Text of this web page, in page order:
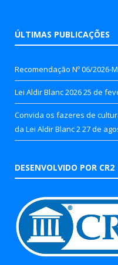
ÚLTIMAS PUBLICAÇÕES
Recomendação Nº 06/2026-
Lei Aldir Blanc 202625 de
Convida os fazeres de
da Lei Aldir Blanc 2 27 de
DESENVOLVIDO POR CR2